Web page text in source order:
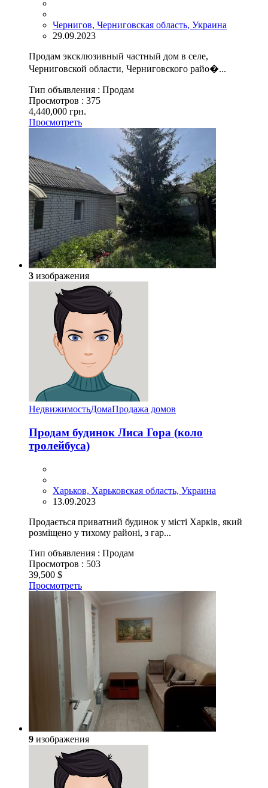
Чернигов, Черниговская область, Украина
29.09.2023
Продам эксклюзивный частный дом в селе,
Черниговской области, Черниговского райо�...
Тип объявления : Продам
Просмотров : 375
4,440,000 грн.
Просмотреть
3 изображения
НедвижимостьДомаПродажа домов
Продам будинок Лиса Гора (коло
тролейбуса)
Харьков, Харьковская область, Украина
13.09.2023
Продається приватний будинок у місті Харків, який
розміщено у тихому районі, з гар...
Тип объявления : Продам
Просмотров : 503
39,500 $
Просмотреть
9 изображения